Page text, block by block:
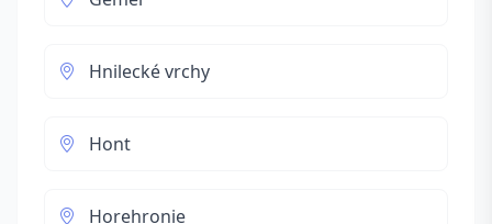
Hnilecké vrchy
Hont
Horehronie